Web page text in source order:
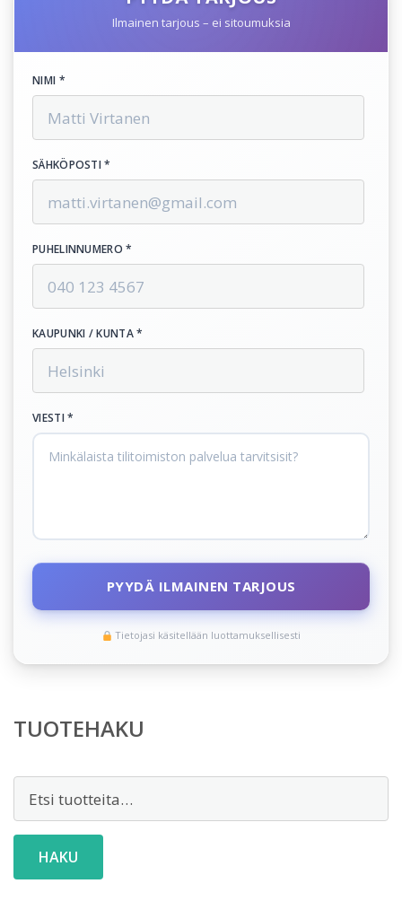
Ilmainen tarjous – ei sitoumuksia
NIMI *
SÄHKÖPOSTI *
PUHELINNUMERO *
KAUPUNKI / KUNTA *
VIESTI *
PYYDÄ ILMAINEN TARJOUS
Tietojasi käsitellään luottamuksellisesti
TUOTEHAKU
Etsi:
HAKU